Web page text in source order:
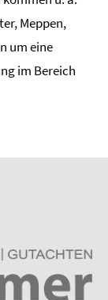
Meppen,
um eine
im Bereich